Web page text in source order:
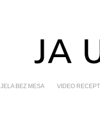
JELA BEZ MESA VIDEO